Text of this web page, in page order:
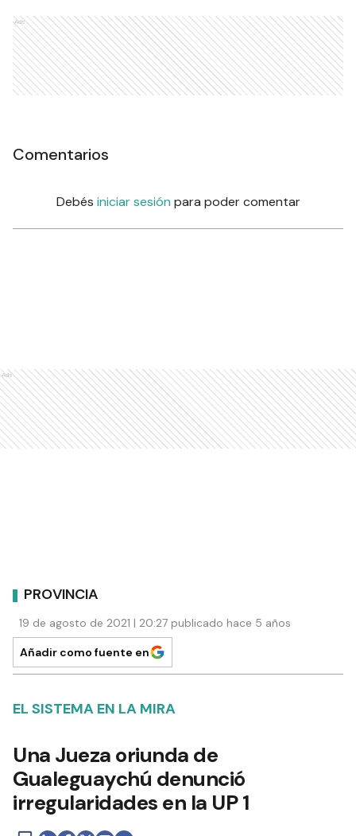
Ads
Comentarios
Debés iniciar sesión para poder comentar
Ads
PROVINCIA
19 de agosto de 2021 | 20:27 publicado hace 5 años
Añadir como fuente en
EL SISTEMA EN LA MIRA
Una Jueza oriunda de
Gualeguaychú denunció
irregularidades en la UP 1